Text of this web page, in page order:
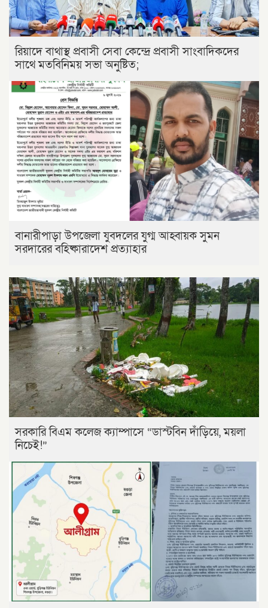
রিয়াদে বাথাস্থ প্রবাসী সেবা কেন্দ্রে প্রবাসী সাংবাদিকদের
সাথে মতবিনিময় সভা অনুষ্টিত;
বানারীপাড়া উপজেলা যুবদলের যুগ্ম আহ্বায়ক সুমন
সরদারের বহিষ্কারাদেশ প্রত্যাহার
সরকারি বিএম কলেজ ক্যাম্পাসে “ডাস্টবিন দাঁড়িয়ে, ময়লা
নিচেই!”